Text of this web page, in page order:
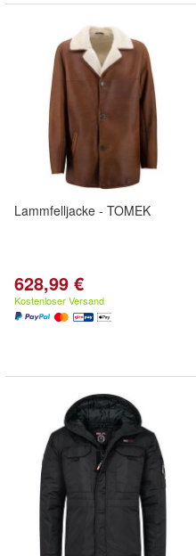
Lammfelljacke - TOMEK
628,99 €
Kostenloser Versand